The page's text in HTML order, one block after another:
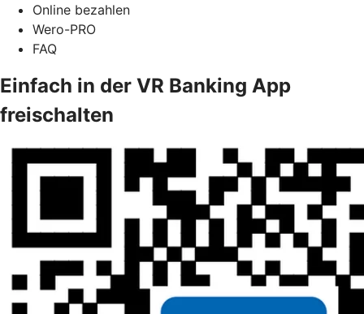
Online bezahlen
Wero-PRO
FAQ
Einfach in der VR Banking App
freischalten